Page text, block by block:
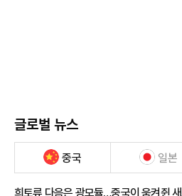
글로벌 뉴스
중국 일본
희토류 다음은 광모듈…중국이 움켜쥔